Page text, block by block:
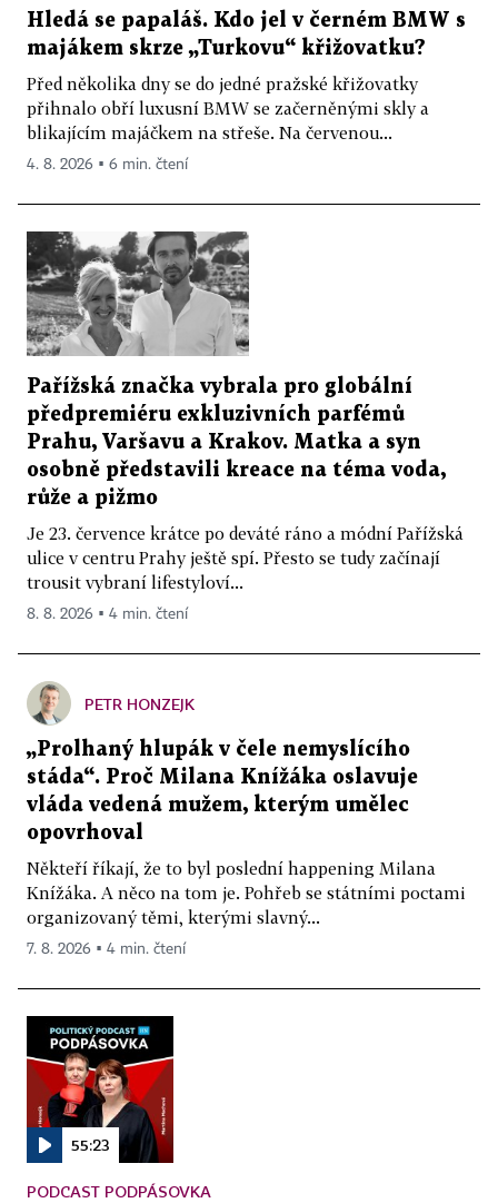
Hledá se papaláš. Kdo jel v černém BMW s
majákem skrze „Turkovu“ křižovatku?
Před několika dny se do jedné pražské křižovatky
přihnalo obří luxusní BMW se začerněnými skly a
blikajícím majáčkem na střeše. Na červenou...
4. 8. 2026 ▪ 6 min. čtení
Pařížská značka vybrala pro globální
předpremiéru exkluzivních parfémů
Prahu, Varšavu a Krakov. Matka a syn
osobně představili kreace na téma voda,
růže a pižmo
Je 23. července krátce po deváté ráno a módní Pařížská
ulice v centru Prahy ještě spí. Přesto se tudy začínají
trousit vybraní lifestyloví...
8. 8. 2026 ▪ 4 min. čtení
PETR HONZEJK
„Prolhaný hlupák v čele nemyslícího
stáda“. Proč Milana Knížáka oslavuje
vláda vedená mužem, kterým umělec
opovrhoval
Někteří říkají, že to byl poslední happening Milana
Knížáka. A něco na tom je. Pohřeb se státními poctami
organizovaný těmi, kterými slavný...
7. 8. 2026 ▪ 4 min. čtení
55:23
PODCAST PODPÁSOVKA